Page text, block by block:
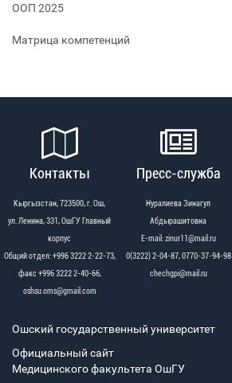
ООП 2025
Матрица компетенций
Контакты
Кыргызстан, 723500, г. Ош,
ул. Ленина, 331, ОшГУ Главный
корпус
Общий отдел: +996 3222 2-22-73,
факс +996 3222 2-40-66,
oshsu.oms@gmail.com
Пресс-служба
Нуралиева Зинагул
Абдырашитовна
Е-mail: zinur11@mail.ru
0(3222) 2-04-87, 0770-37-94-98
chechgpi@mail.ru
Ошский государственный университет
Официальный сайт
Медицинского факультета ОшГУ